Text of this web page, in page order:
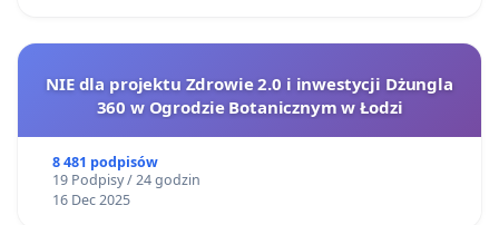
NIE dla projektu Zdrowie 2.0 i inwestycji Dżungla
360 w Ogrodzie Botanicznym w Łodzi
8 481 podpisów
19 Podpisy / 24 godzin
16 Dec 2025